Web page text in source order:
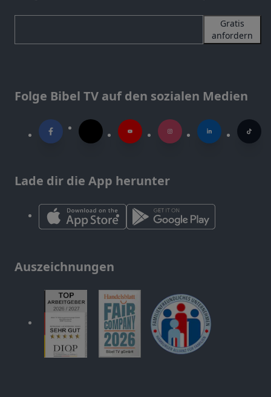
Gratis
anfordern
Folge Bibel TV auf den sozialen Medien
Lade dir die App herunter
Auszeichnungen